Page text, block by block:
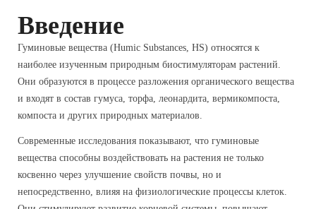
Введение
Гуминовые вещества (Humic Substances, HS) относятся к
наиболее изученным природным биостимуляторам растений.
Они образуются в процессе разложения органического вещества
и входят в состав гумуса, торфа, леонардита, вермикомпоста,
компоста и других природных материалов.
Современные исследования показывают, что гуминовые
вещества способны воздействовать на растения не только
косвенно через улучшение свойств почвы, но и
непосредственно, влияя на физиологические процессы клеток.